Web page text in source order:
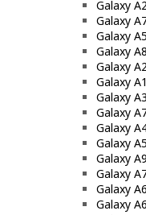
Galaxy
Galaxy
Galaxy
Galaxy
Galaxy
Galaxy
Galaxy
Galaxy
Galaxy
Galaxy
Galaxy
Galaxy
Galaxy
Galaxy